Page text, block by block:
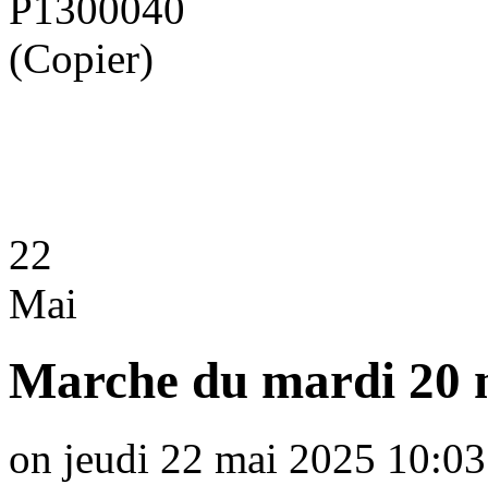
22
Mai
Marche du mardi 20
on jeudi 22 mai 2025